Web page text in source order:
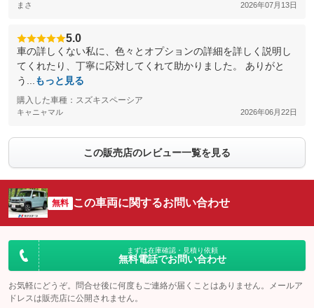
まさ 2026年07月13日
5.0
車の詳しくない私に、色々とオプションの詳細を詳しく説明し
てくれたり、丁寧に応対してくれて助かりました。 ありがと
う...
もっと見る
購入した車種：スズキスペーシア
キャニャマル 2026年06月22日
この販売店のレビュー一覧を見る
無料 この車両に関するお問い合わせ
まずは在庫確認・見積り依頼
無料電話でお問い合わせ
お気軽にどうぞ。問合せ後に何度もご連絡が届くことはありません。メールア
ドレスは販売店に公開されません。